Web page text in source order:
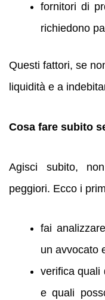
fornitori di
richiedono
Questi fattori, se
liquidità e a
Cosa fare subito
Agisci subito,
peggiori. Ecco i
fai
un avvocato
verifica quali
e quali